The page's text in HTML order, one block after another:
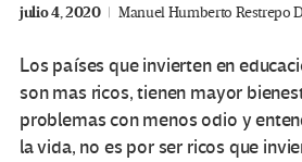
julio 4, 2020 Manuel Humberto Restrepo
Los países que invierten en
son mas ricos, tienen mayor
problemas con menos odio y
la vida, no es por ser ricos que